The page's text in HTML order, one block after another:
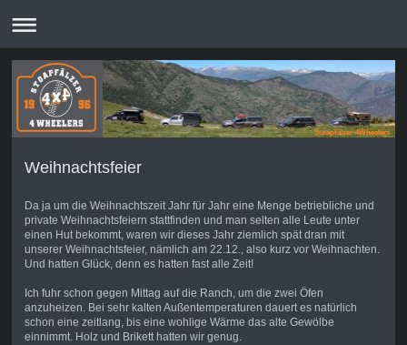
Stoapfälzer-4Wheelers
Weihnachtsfeier
Da ja um die Weihnachtszeit Jahr für Jahr eine Menge betriebliche und
private Weihnachtsfeiern stattfinden und man selten alle Leute unter
einen Hut bekommt, waren wir dieses Jahr ziemlich spät dran mit
unserer Weihnachtsfeier, nämlich am 22.12., also kurz vor Weihnachten.
Und hatten Glück, denn es hatten fast alle Zeit!
Ich fuhr schon gegen Mittag auf die Ranch, um die zwei Öfen
anzuheizen. Bei sehr kalten Außentemperaturen dauert es natürlich
schon eine zeitlang, bis eine wohlige Wärme das alte Gewölbe
einnimmt. Holz und Brikett hatten wir genug.